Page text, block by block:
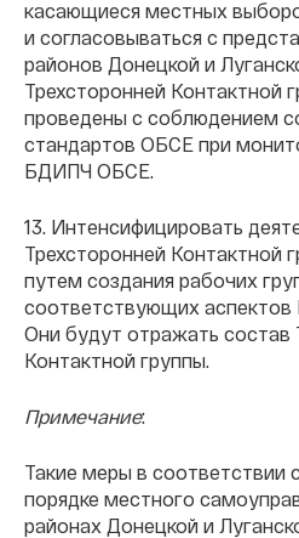
касающиеся местных
и согласовываться с
районов Донецкой и
Трехсторонней Контактной
проведены с соблюдением
стандартов ОБСЕ при
БДИПЧ ОБСЕ.
13. Интенсифицировать
Трехсторонней Контактной
путем создания рабочих
соответствующих аспектов
Они будут отражать состав
Контактной группы.
Примечание:
Такие меры в
порядке местного
районах Донецкой и